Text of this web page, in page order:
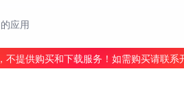
应用
提供购买和下载服务！如需购买请联